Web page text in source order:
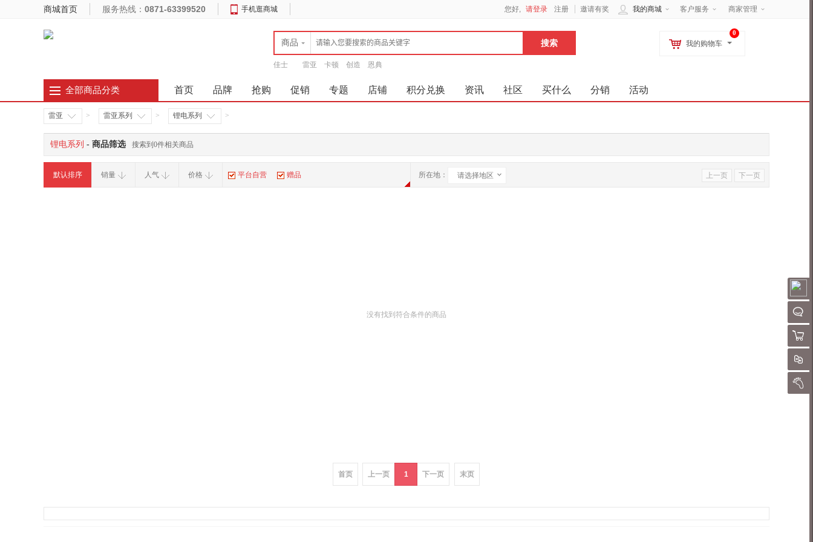
聊
购物
对
我的
商城首页 服务热线： 0871-63399520 手机逛商城 客户服务 商家管理
我的商城
您好, 请登录 注册 邀请有奖
商品
佳士 雷亚 卡顿 创造 恩典
0
我的购物车
全部商品分类 首页 品牌 抢购 促销 专题 店铺 积分兑换 资讯 社区 买什么 分销 活动
雷亚 > 雷亚系列 > 锂电系列 >
锂电系列 - 商品筛选 搜索到0件相关商品
上一页 下一页
默认排序 销量 人气 价格 平台自营 赠品 所在地： 请选择地区
没有找到符合条件的商品
首页 上一页 1 下一页 末页